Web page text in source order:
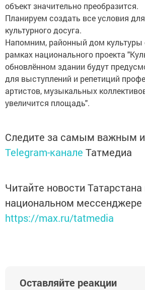
объект значительно преобразится.
Планируем создать все условия
культурного досуга.
Напомним, районный дом культуры
рамках национального проекта
обновлённом здании будут
для выступлений и репетиций
артистов, музыкальных
увеличится площадь".
Следите за самым важным
Telegram-канале Татмедиа
Читайте новости Татарстана
национальном
https://max.ru/tatmedia
Оставляйте реакции